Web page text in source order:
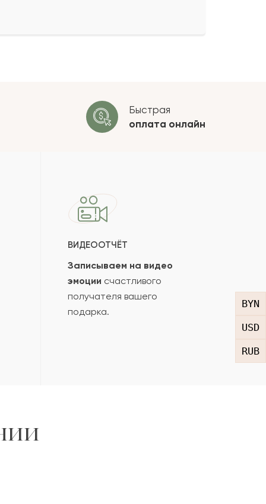
BYN
USD
RUB
ОСТАВИТЬ ОТЗЫВ
Быстрая
оплата онлайн
ВИДЕООТЧЁТ
Записываем на видео
эмоции счастливого
получателя вашего
подарка.